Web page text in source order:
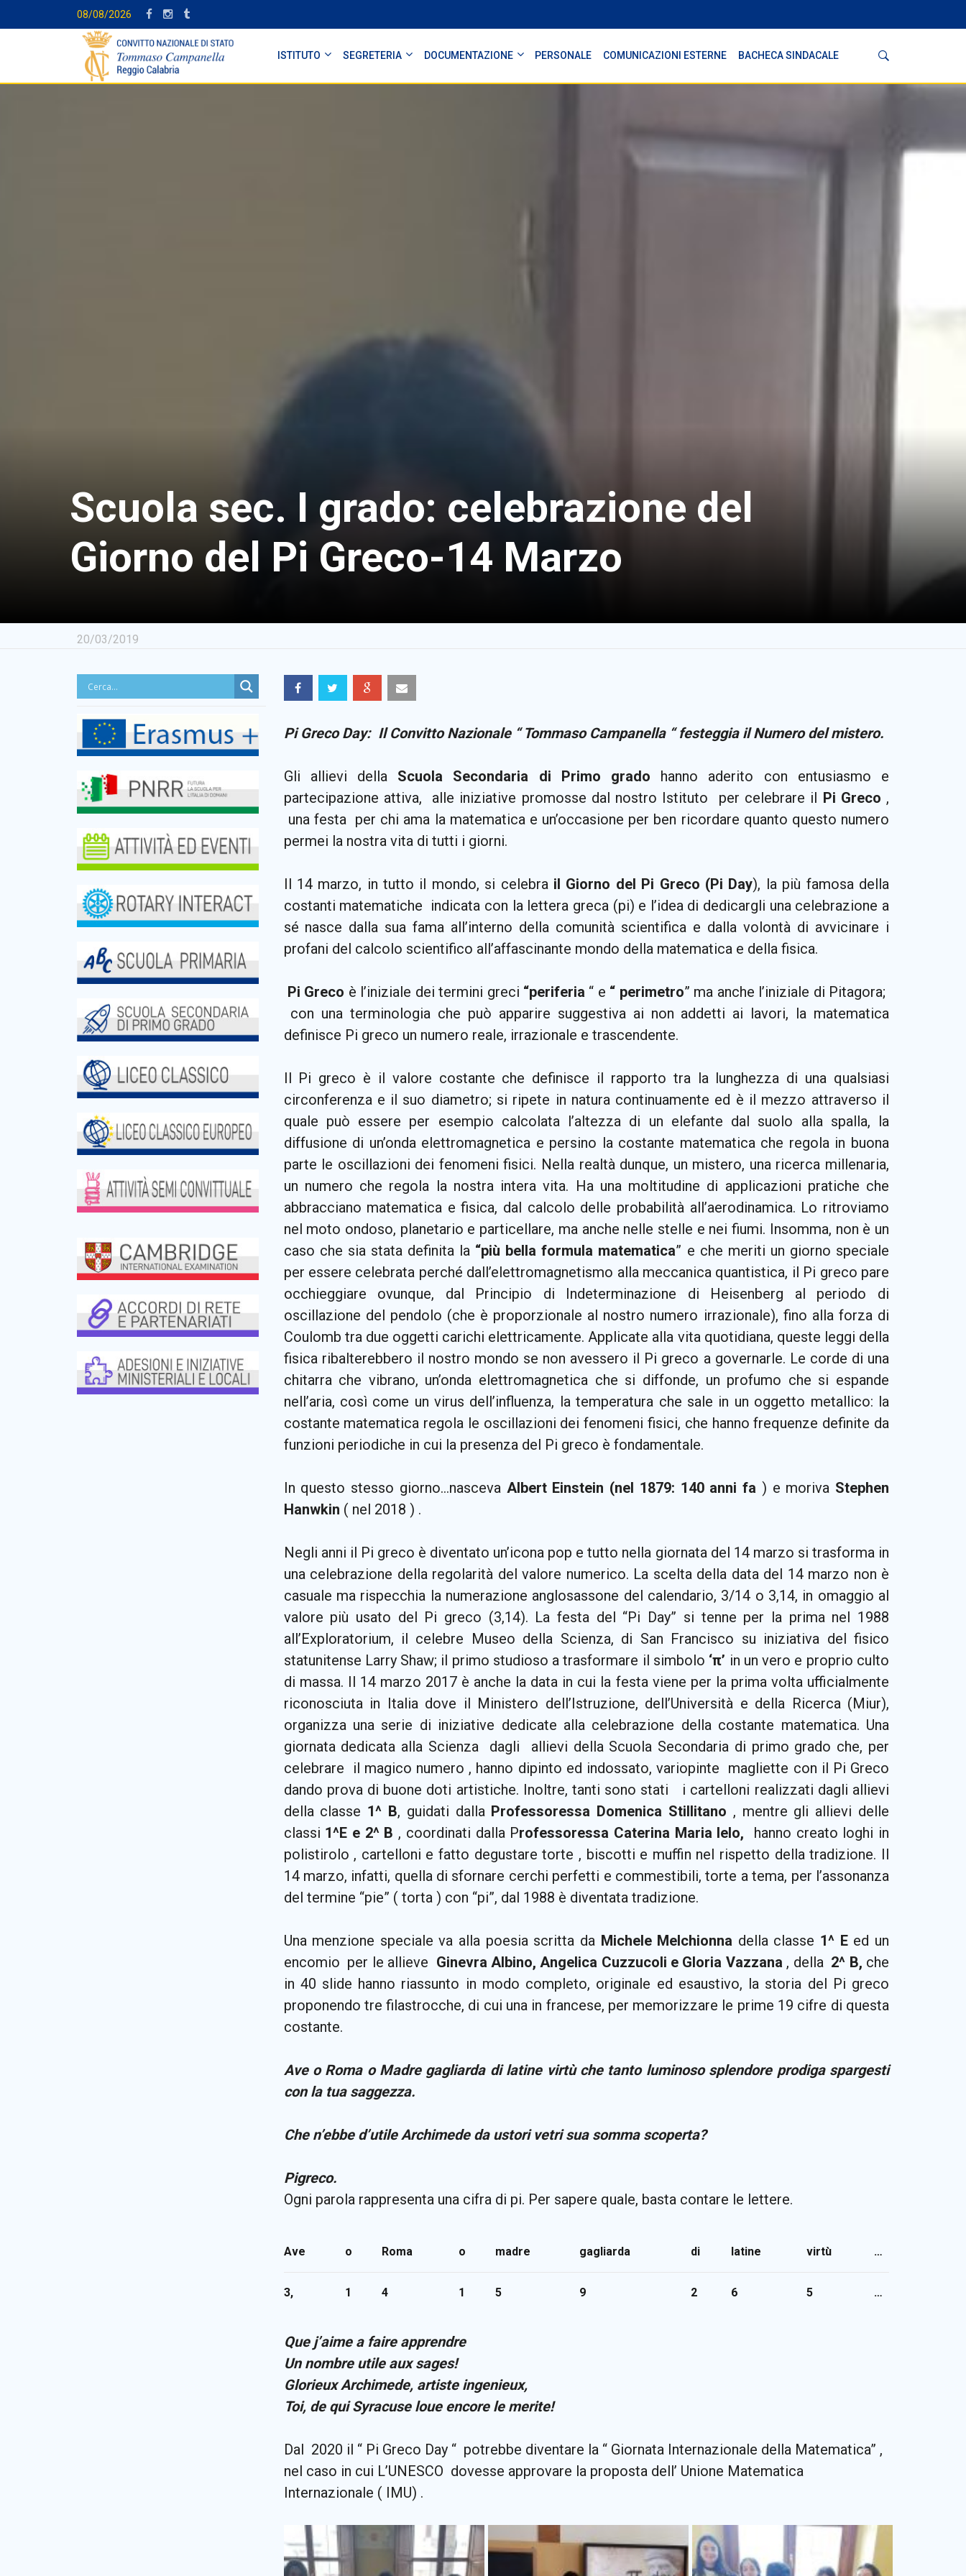
08/08/2026
ISTITUTO SEGRETERIA DOCUMENTAZIONE PERSONALE COMUNICAZIONI ESTERNE BACHECA SINDACALE
Scuola sec. I grado: celebrazione del
Giorno del Pi Greco-14 Marzo
20/03/2019
Pi Greco Day: Il Convitto Nazionale “ Tommaso Campanella “ festeggia il Numero del mistero.
Gli allievi della Scuola Secondaria di Primo grado hanno aderito con entusiasmo e
partecipazione attiva, alle iniziative promosse dal nostro Istituto
per celebrare il Pi Greco ,
una festa per chi ama la matematica e un’occasione per ben ricordare quanto questo numero
permei la nostra vita di tutti i giorni.
Il 14 marzo, in tutto il mondo, si celebra il Giorno del Pi Greco (Pi Day), la più famosa della
costanti matematiche indicata con la lettera greca (pi) e l’idea di dedicargli una celebrazione a
sé nasce dalla sua fama all’interno della comunità scientifica e dalla volontà di avvicinare i
profani del calcolo scientifico all’affascinante mondo della matematica e della fisica.
Pi Greco è l’iniziale dei termini greci “periferia “ e “ perimetro” ma anche l’iniziale di Pitagora;
con una terminologia che può apparire suggestiva ai non addetti ai lavori, la matematica
definisce Pi greco un numero reale, irrazionale e trascendente.
Il Pi greco è il valore costante che definisce il rapporto tra la lunghezza di una qualsiasi
circonferenza e il suo diametro; si ripete in natura continuamente ed è il mezzo attraverso il
quale può essere per esempio calcolata l’altezza di un elefante dal suolo alla spalla, la
diffusione di un’onda elettromagnetica e persino la costante matematica che regola in buona
parte le oscillazioni dei fenomeni fisici. Nella realtà dunque, un mistero, una ricerca millenaria,
un numero che regola la nostra intera vita. Ha una moltitudine di applicazioni pratiche che
abbracciano matematica e fisica, dal calcolo delle probabilità all’aerodinamica. Lo ritroviamo
nel moto ondoso, planetario e particellare, ma anche nelle stelle e nei fiumi. Insomma, non è un
caso che sia stata definita la “più bella formula matematica” e che meriti un giorno speciale
per essere celebrata perché dall’elettromagnetismo alla meccanica quantistica, il Pi greco pare
occhieggiare ovunque, dal Principio di Indeterminazione di Heisenberg al periodo di
oscillazione del pendolo (che è proporzionale al nostro numero irrazionale), fino alla forza di
Coulomb tra due oggetti carichi elettricamente. Applicate alla vita quotidiana, queste leggi della
fisica ribalterebbero il nostro mondo se non avessero il Pi greco a governarle. Le corde di una
chitarra che vibrano, un’onda elettromagnetica che si diffonde, un profumo che si espande
nell’aria, così come un virus dell’influenza, la temperatura che sale in un oggetto metallico: la
costante matematica regola le oscillazioni dei fenomeni fisici, che hanno frequenze definite da
funzioni periodiche in cui la presenza del Pi greco è fondamentale.
In questo stesso giorno…nasceva Albert Einstein (nel 1879: 140 anni fa ) e moriva Stephen
Hanwkin ( nel 2018 ) .
Negli anni il Pi greco è diventato un’icona pop e tutto nella giornata del 14 marzo si trasforma in
una celebrazione della regolarità del valore numerico. La scelta della data del 14 marzo non è
casuale ma rispecchia la numerazione anglosassone del calendario, 3/14 o 3,14, in omaggio al
valore più usato del Pi greco (3,14). La festa del “Pi Day” si tenne per la prima nel 1988
all’Exploratorium, il celebre Museo della Scienza, di San Francisco su iniziativa del fisico
statunitense Larry Shaw; il primo studioso a trasformare il simbolo ‘π’ in un vero e proprio culto
di massa. Il 14 marzo 2017 è anche la data in cui la festa viene per la prima volta ufficialmente
riconosciuta in Italia dove il Ministero dell’Istruzione, dell’Università e della Ricerca (Miur),
organizza una serie di iniziative dedicate alla celebrazione della costante matematica. Una
giornata dedicata alla Scienza dagli allievi della Scuola Secondaria di primo grado che, per
celebrare il magico numero , hanno dipinto ed indossato, variopinte magliette con il Pi Greco
dando prova di buone doti artistiche. Inoltre, tanti sono stati i cartelloni realizzati dagli allievi
della classe 1^ B, guidati dalla Professoressa Domenica Stillitano , mentre gli allievi delle
classi 1^E e 2^ B , coordinati dalla Professoressa Caterina Maria Ielo,
hanno creato loghi in
polistirolo , cartelloni e fatto degustare torte , biscotti e muffin nel rispetto della tradizione. Il
14 marzo, infatti, quella di sfornare cerchi perfetti e commestibili, torte a tema, per l’assonanza
del termine “pie” ( torta ) con “pi”, dal 1988 è diventata tradizione.
Una menzione speciale va alla poesia scritta da Michele Melchionna della classe 1^ Eed un
encomio per le allieve Ginevra Albino, Angelica Cuzzucoli e Gloria Vazzana , della 2^ B, che
in 40 slide hanno riassunto in modo completo, originale ed esaustivo, la storia del Pi greco
proponendo tre filastrocche, di cui una in francese, per memorizzare le prime 19 cifre di questa
costante.
Ave o Roma o Madre gagliarda di latine virtù che tanto luminoso splendore prodiga spargesti
con la tua saggezza.
Che n’ebbe d’utile Archimede da ustori vetri sua somma scoperta?
Pigreco.
Ogni parola rappresenta una cifra di pi. Per sapere quale, basta contare le lettere.
Ave o Roma o madre gagliarda di latine virtù …
3, 1 4 1 5 9 2 6 5 …
Que j’aime a faire apprendre
Un nombre utile aux sages!
Glorieux Archimede, artiste ingenieux,
Toi, de qui Syracuse loue encore le merite!
Dal 2020 il “ Pi Greco Day “ potrebbe diventare la “ Giornata Internazionale della Matematica” ,
nel caso in cui L’UNESCO dovesse approvare la proposta dell’ Unione Matematica
Internazionale ( IMU) .